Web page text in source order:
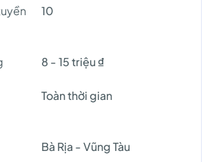
10
8 - 15 triệu ₫
Toàn thời gian
Bà Rịa - Vũng Tàu